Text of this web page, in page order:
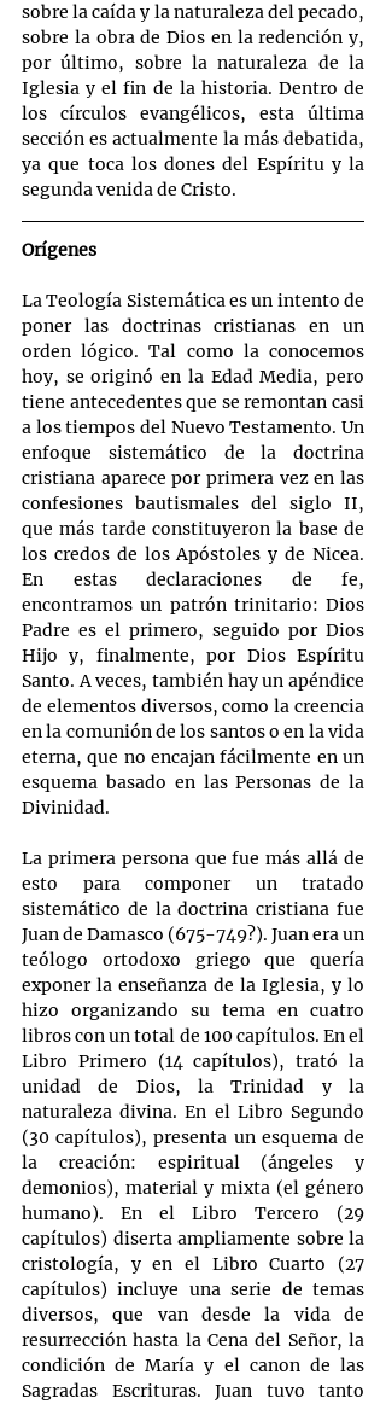
sobre la caída y la naturaleza del pecado,
sobre la obra de Dios en la redención y,
por último, sobre la naturaleza de la
Iglesia y el fin de la historia. Dentro de
los círculos evangélicos, esta última
sección es actualmente la más debatida,
ya que toca los dones del Espíritu y la
segunda venida de Cristo.
Orígenes
La Teología Sistemática es un intento de
poner las doctrinas cristianas en un
orden lógico. Tal como la conocemos
hoy, se originó en la Edad Media, pero
tiene antecedentes que se remontan casi
a los tiempos del Nuevo Testamento. Un
enfoque sistemático de la doctrina
cristiana aparece por primera vez en las
confesiones bautismales del siglo II,
que más tarde constituyeron la base de
los credos de los Apóstoles y de Nicea.
En estas declaraciones de fe,
encontramos un patrón trinitario: Dios
Padre es el primero, seguido por Dios
Hijo y, finalmente, por Dios Espíritu
Santo. A veces, también hay un apéndice
de elementos diversos, como la creencia
en la comunión de los santos o en la vida
eterna, que no encajan fácilmente en un
esquema basado en las Personas de la
Divinidad.
La primera persona que fue más allá de
esto para componer un tratado
sistemático de la doctrina cristiana fue
Juan de Damasco (675-749?). Juan era un
teólogo ortodoxo griego que quería
exponer la enseñanza de la Iglesia, y lo
hizo organizando su tema en cuatro
libros con un total de 100 capítulos. En el
Libro Primero (14 capítulos), trató la
unidad de Dios, la Trinidad y la
naturaleza divina. En el Libro Segundo
(30 capítulos), presenta un esquema de
la creación: espiritual (ángeles y
demonios), material y mixta (el género
humano). En el Libro Tercero (29
capítulos) diserta ampliamente sobre la
cristología, y en el Libro Cuarto (27
capítulos) incluye una serie de temas
diversos, que van desde la vida de
resurrección hasta la Cena del Señor, la
condición de María y el canon de las
Sagradas Escrituras. Juan tuvo tanto